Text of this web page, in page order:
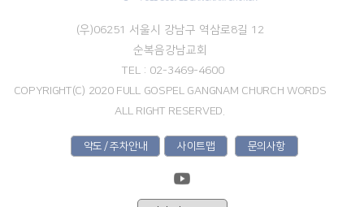
(우)06251 서울시 강남구 역삼로8길 12
순복음강남교회
TEL : 02-3469-4600
COPYRIGHT(C) 2020 FULL GOSPEL GANGNAM CHURCH WORDS
ALL RIGHT RESERVED.
약도 / 주차안내 사이트맵 문의사항